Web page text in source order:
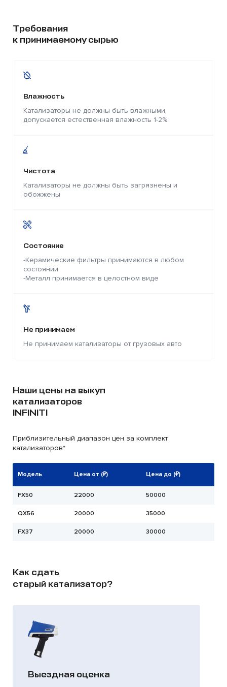
Требования
к принимаемому сырью
Влажность
Катализаторы не должны быть влажными,
допускается естественная влажность 1-2%
Чистота
Катализаторы не должны быть загрязнены и
обожжены
Состояние
-Керамические фильтры принимаются в любом
состоянии
-Металл принимается в целостном виде
Не принимаем
Не принимаем катализаторы от грузовых авто
Наши цены на выкуп
катализаторов
INFINITI
Приблизительный диапазон цен за комплект
катализаторов*
Модель Цена от (₽) Цена до (₽)
FX50 22000 50000
QX56 20000 35000
FX37 20000 30000
Как сдать
старый катализатор?
Выездная оценка